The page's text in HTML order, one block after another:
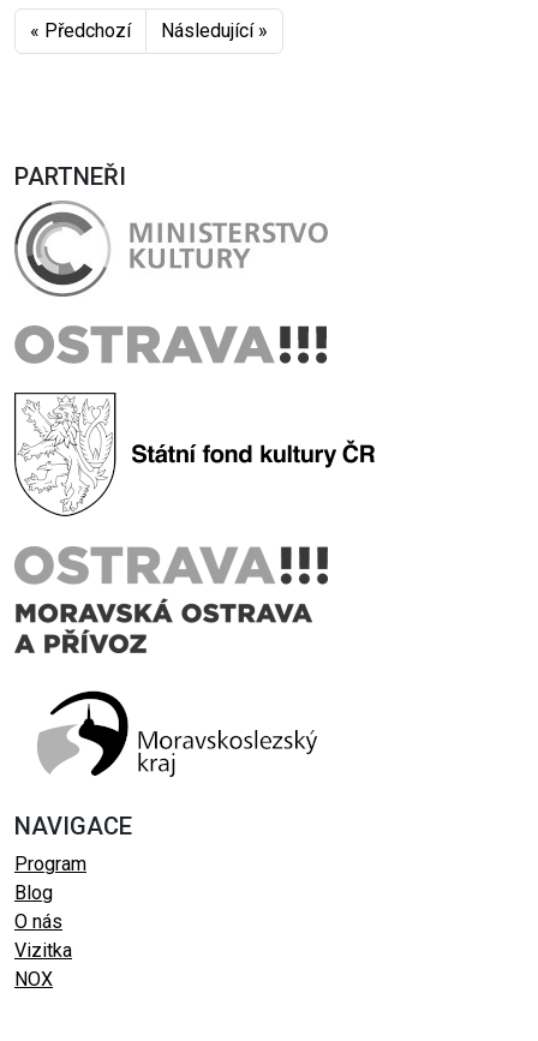
« Předchozí Následující »
PARTNEŘI
NAVIGACE
Program
Blog
O nás
Vizitka
NOX